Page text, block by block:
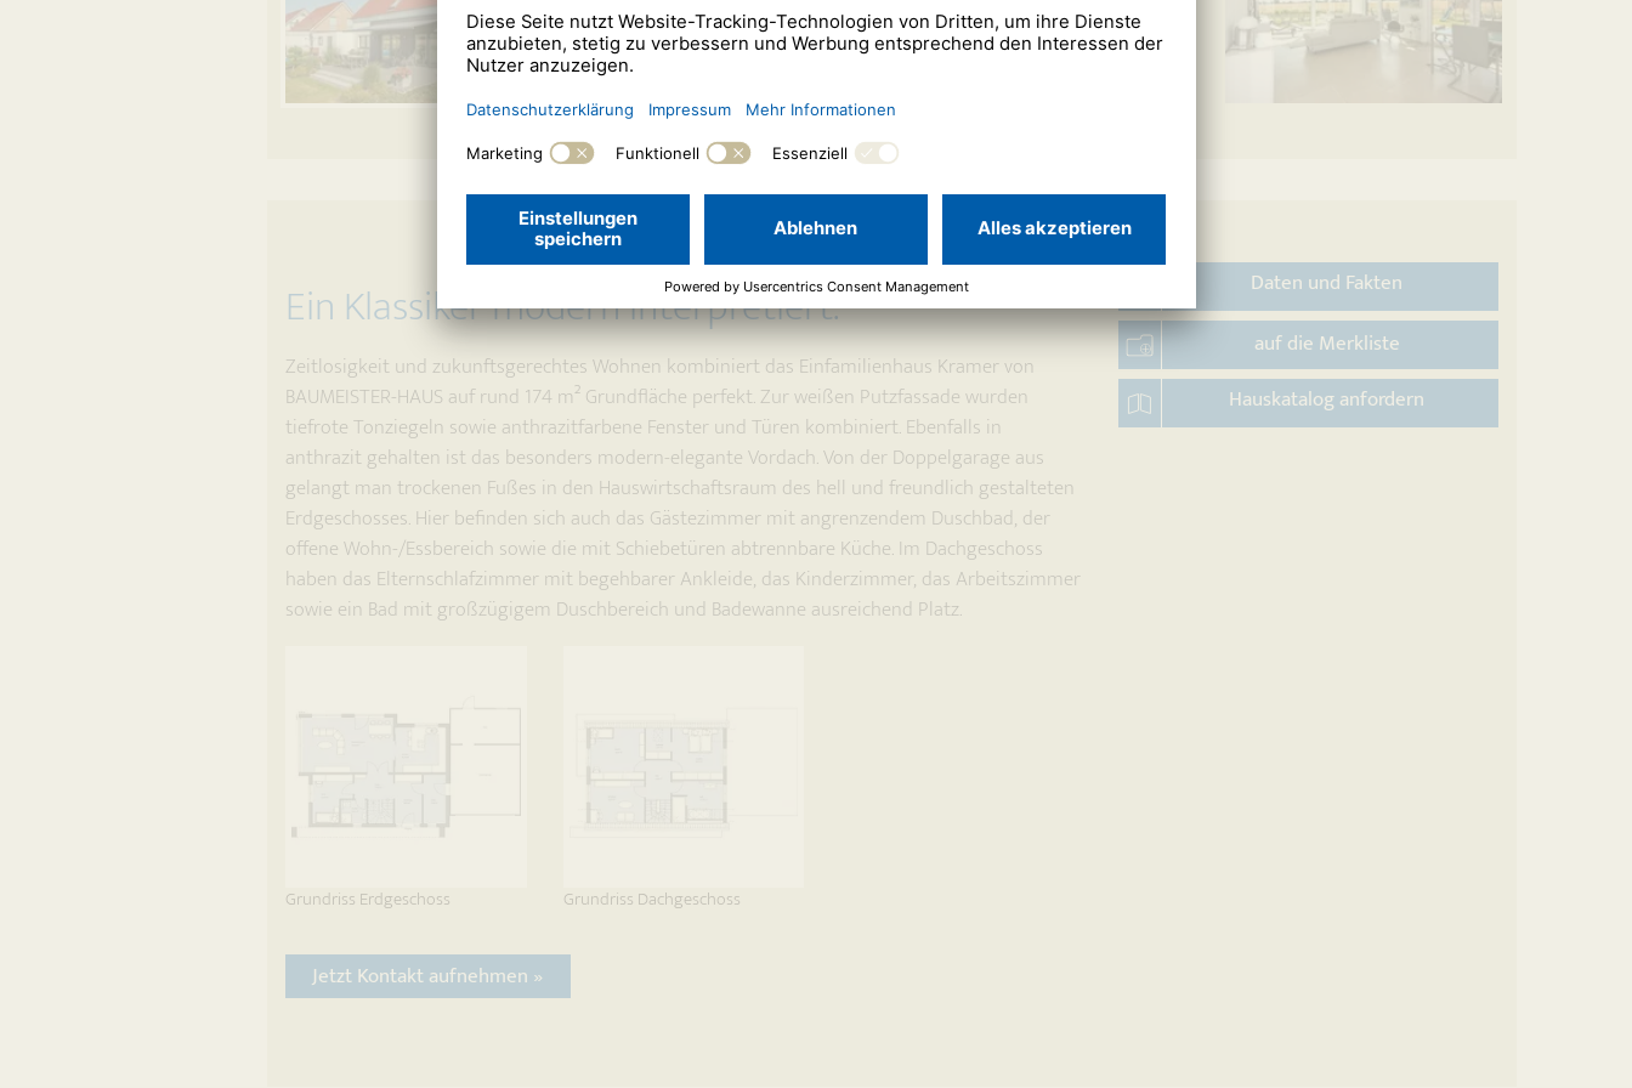
Ein Klassiker modern interpretiert.
Zeitlosigkeit und zukunftsgerechtes Wohnen kombiniert das Einfamilienhaus Kramer von
BAUMEISTER-HAUS auf rund 174 m² Grundfläche perfekt. Zur weißen Putzfassade wurden
tiefrote Tonziegeln sowie anthrazitfarbene Fenster und Türen kombiniert. Ebenfalls in
anthrazit gehalten ist das besonders modern-elegante Vordach. Von der Doppelgarage aus
gelangt man trockenen Fußes in den Hauswirtschaftsraum des hell und freundlich gestalteten
Erdgeschosses. Hier befinden sich auch das Gästezimmer mit angrenzendem Duschbad, der
offene Wohn-/Essbereich sowie die mit Schiebetüren abtrennbare Küche. Im Dachgeschoss
haben das Elternschlafzimmer mit begehbarer Ankleide, das Kinderzimmer, das Arbeitszimmer
sowie ein Bad mit großzügigem Duschbereich und Badewanne ausreichend Platz.
Grundriss Erdgeschoss Grundriss Dachgeschoss
Jetzt Kontakt aufnehmen »
Daten und Fakten
auf die Merkliste
Hauskatalog anfordern